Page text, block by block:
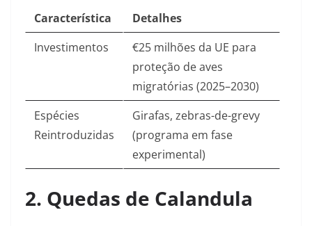
Característica
Detalhes
Investimentos
€25 milhões da UE para
proteção de aves
migratórias (2025–2030)
Espécies
Reintroduzidas
Girafas, zebras-de-grevy
(programa em fase
experimental)
2. Quedas de Calandula